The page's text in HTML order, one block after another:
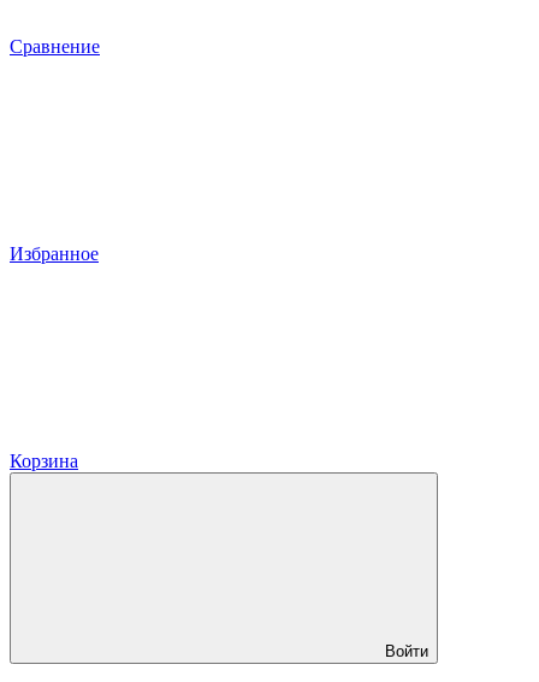
Сравнение
Избранное
Корзина
Войти